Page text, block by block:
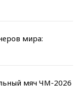
мира:
мяч ЧМ-2026